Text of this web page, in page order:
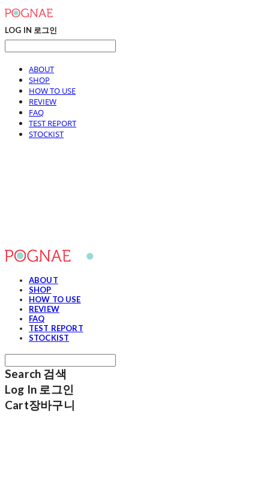
LOG IN 로그인
ABOUT
SHOP
HOW TO USE
REVIEW
FAQ
TEST REPORT
STOCKIST
ABOUT
SHOP
HOW TO USE
REVIEW
FAQ
TEST REPORT
STOCKIST
Search 검색
Log In 로그인
Cart장바구니